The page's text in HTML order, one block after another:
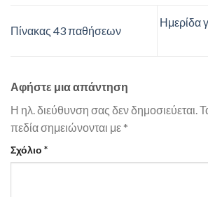
Πίνακας 43 παθήσεων
Ημερίδα
Αφήστε μια απάντηση
Η ηλ. διεύθυνση σας δεν δημοσιεύεται.
πεδία σημειώνονται με *
Σχόλιο *